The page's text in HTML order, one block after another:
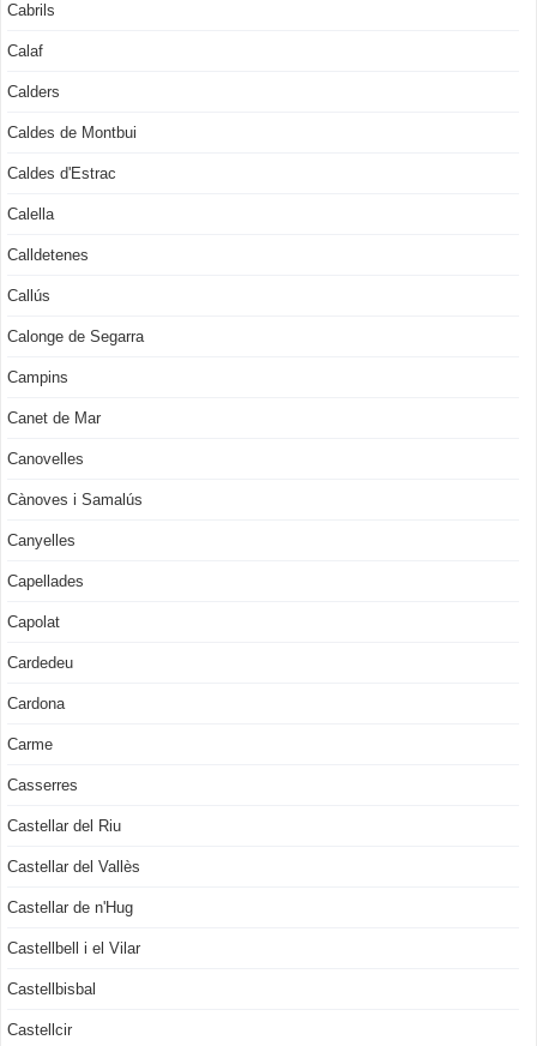
Cabrils
Calaf
Calders
Caldes de Montbui
Caldes d'Estrac
Calella
Calldetenes
Callús
Calonge de Segarra
Campins
Canet de Mar
Canovelles
Cànoves i Samalús
Canyelles
Capellades
Capolat
Cardedeu
Cardona
Carme
Casserres
Castellar del Riu
Castellar del Vallès
Castellar de n'Hug
Castellbell i el Vilar
Castellbisbal
Castellcir